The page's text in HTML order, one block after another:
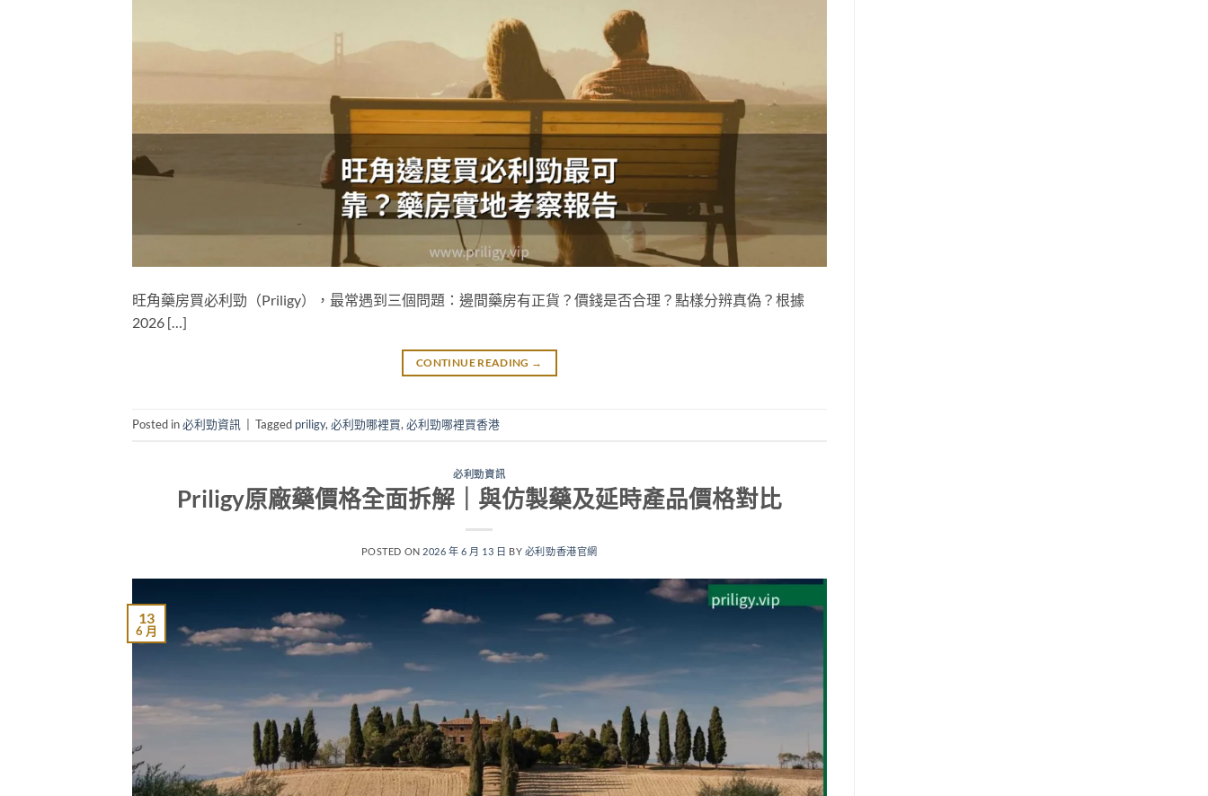
旺角藥房買必利勁（Priligy），最常遇到三個問題：邊間藥房有正貨？價錢是否合理？點樣分辨真偽？根據
2026 […]
CONTINUE READING →
Posted in必利勁資訊 Tagged priligy,必利勁哪裡買,必利勁哪裡買香港
必利勁資訊
Priligy原廠藥價格全面拆解｜與仿製藥及延時產品價格對比
POSTED ON 2026 年 6 月 13 日 BY 必利勁香港官網
13
6 月